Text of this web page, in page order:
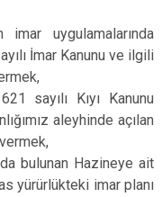
uygulamalarında
İmar Kanunu ve ilgili
sayılı Kıyı Kanunu
aleyhinde açılan
bulunan Hazineye ait
yürürlükteki imar planı